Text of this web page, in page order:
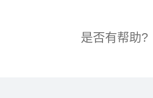
是否有帮助?